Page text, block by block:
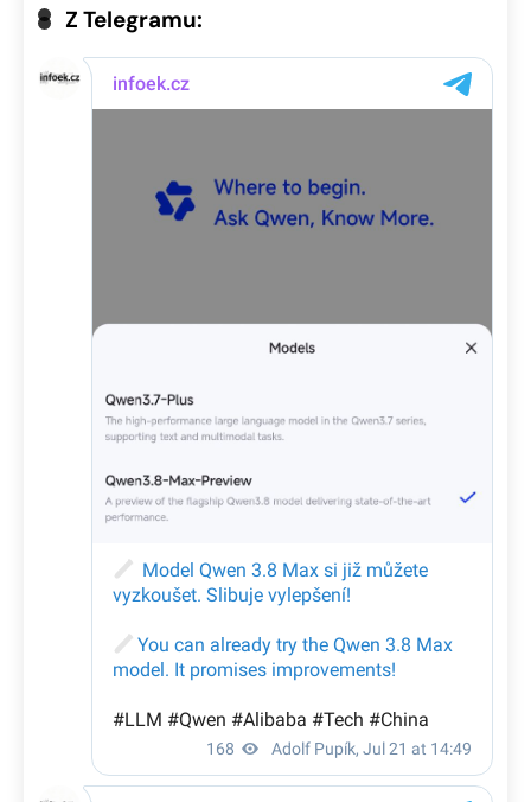
Z Telegramu: